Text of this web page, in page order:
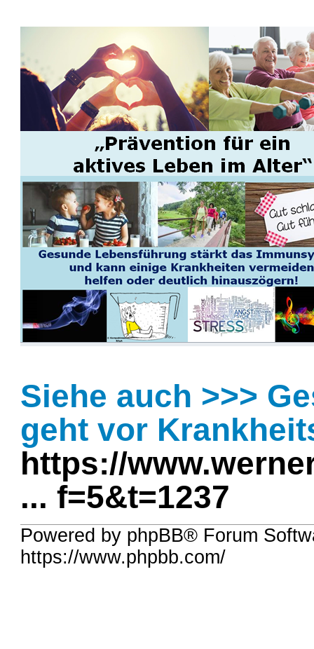
Siehe auch >>>
geht vor
https://
... f=5&t=1237
Powered by phpBB® Forum
https://www.phpbb.com/